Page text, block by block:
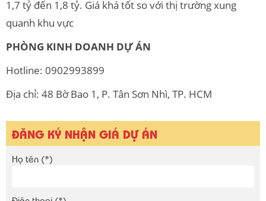
1,7 tỷ đến 1,8 tỷ. Giá khá tốt so với thị trường xung
quanh khu vực
PHÒNG KINH DOANH DỰ ÁN
Hotline: 0902993899
Địa chỉ: 48 Bờ Bao 1, P. Tân Sơn Nhì, TP. HCM
ĐĂNG KÝ NHẬN GIÁ DỰ ÁN
Họ tên (*)